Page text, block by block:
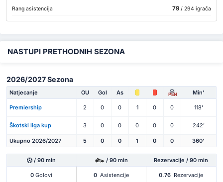
Rang asistencija 79/ 294 igrača
NASTUPI PRETHODNIH SEZONA
2026/2027 Sezona
Natjecanje OU Gol As PEN Min'
Premiership 2 0 0 1 0 0 118'
Škotski liga kup 3 0 0 0 0 0 242'
Ukupno 2026/2027 5 0 0 1 0 0 360'
/ 90 min / 90 min Rezervacije / 90 min
0 Golovi 0 Asistencije 0.76 Rezervacije